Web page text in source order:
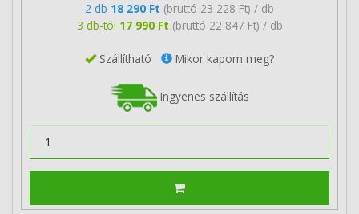
2 db 18 290 Ft (bruttó 23 228 Ft) / db
3 db-tól 17 990 Ft (bruttó 22 847 Ft) / db
Szállítható Mikor kapom meg?
Ingyenes szállítás